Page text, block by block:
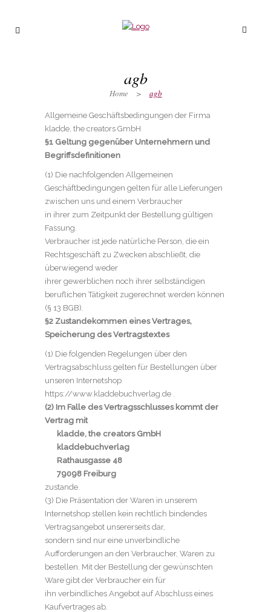
agb
Home > agb
Allgemeine Geschäftsbedingungen der Firma
kladde, the creators GmbH
§1 Geltung gegenüber Unternehmern und
Begriffsdefinitionen
(1) Die nachfolgenden Allgemeinen
Geschäftbedingungen gelten für alle Lieferungen
zwischen uns und einem Verbraucher
in ihrer zum Zeitpunkt der Bestellung gültigen
Fassung.
Verbraucher ist jede natürliche Person, die ein
Rechtsgeschäft zu Zwecken abschließt, die
überwiegend weder
ihrer gewerblichen noch ihrer selbständigen
beruflichen Tätigkeit zugerechnet werden können
(§ 13 BGB).
§2 Zustandekommen eines Vertrages,
Speicherung des Vertragstextes
(1) Die folgenden Regelungen über den
Vertragsabschluss gelten für Bestellungen über
unseren Internetshop
https://www.kladdebuchverlag.de .
(2) Im Falle des Vertragsschlusses kommt der
Vertrag mit
kladde, the creators GmbH
kladdebuchverlag
Rathausgasse 48
79098 Freiburg
zustande.
(3) Die Präsentation der Waren in unserem
Internetshop stellen kein rechtlich bindendes
Vertragsangebot unsererseits dar,
sondern sind nur eine unverbindliche
Aufforderungen an den Verbraucher, Waren zu
bestellen. Mit der Bestellung der gewünschten
Ware gibt der Verbraucher ein für
ihn verbindliches Angebot auf Abschluss eines
Kaufvertrages ab.